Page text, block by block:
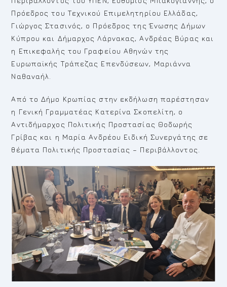
Πρόεδρος του Τεχνικού Επιμελητηρίου Ελλάδας,
Γιώργος Στασινός, ο Πρόεδρος της Ένωσης Δήμων
Κύπρου και Δήμαρχος Λάρνακας, Ανδρέας Βύρας και
η Επικεφαλής του Γραφείου Αθηνών της
Ευρωπαϊκής Τράπεζας Επενδύσεων, Μαριάννα
Ναθαναήλ.
Από το Δήμο Κρωπίας στην εκδήλωση παρέστησαν
η Γενική Γραμματέας Κατερίνα Σκοπελίτη, ο
Αντιδήμαρχος Πολιτικής Προστασίας Θοδωρής
Γρίβας και η Μαρία Ανδρέου Ειδική Συνεργάτης σε
θέματα Πολιτικής Προστασίας – Περιβάλλοντος.